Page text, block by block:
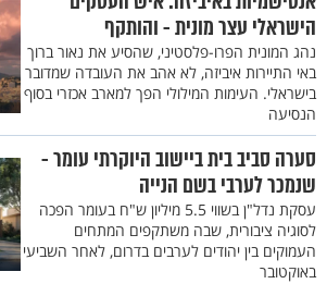
הישראלי עצר מונית - והותקף
נהג המונית הפרו-פלסטיני, שהסיע את נאור ברוך
באי התיירות איביזה, לא אהב את העובדה שמדובר
בישראלי. העימות המילולי הפך למארב אכזרי בסוף
הנסיעה
סערה סביב בית ביישוב היוקרתי עומר -
שנמכר לערבי בשם הנייה
עסקת נדל"ן בשווי 5.5 מיליון ש"ח בעומר הפכה
לסוגיה ציבורית, שבה משתקפים המתחים
העמוקים בין יהודים לערבים בדרום, לאחר השביעי
באוקטובר